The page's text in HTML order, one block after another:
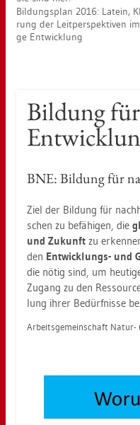
Bil­dungs­plan 2016: La­tein,
rung der Leit­per­spek­ti­ven
ge Ent­wick­lung
Bil­dung
BNE: Bil­dung für
Ziel der Bil­dung für
schen zu be­fä­hi­gen, die
und Zu­kunft zu
den Ent­wick­lungs- und
die nötig sind, um
Zu­gang zu den
lung ihrer Be­dürf­nis­se
Ar­beits­ge­mein­schaft Natur-